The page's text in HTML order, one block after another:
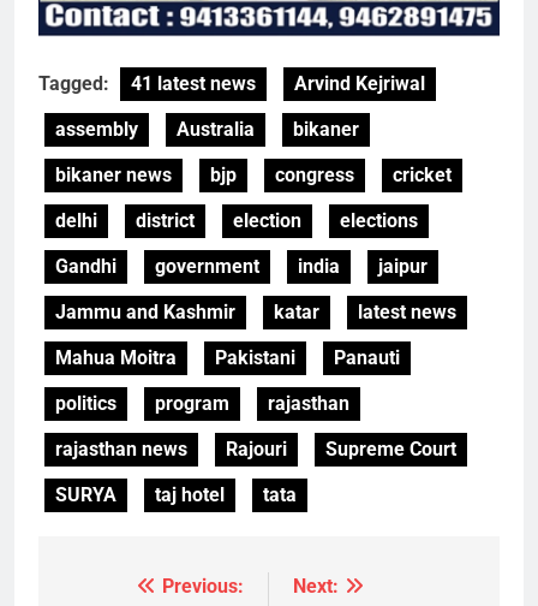
Tagged: 41 latest news
Arvind Kejriwal
assembly
Australia
bikaner
bikaner news
bjp congress
cricket
delhi
district election
elections
Gandhi
government india
jaipur
Jammu and Kashmir
katar
latest news
Mahua Moitra
Pakistani
Panauti
politics
program
rajasthan
rajasthan news
Rajouri
Supreme Court
SURYA
taj hotel tata
Previous:
Next: